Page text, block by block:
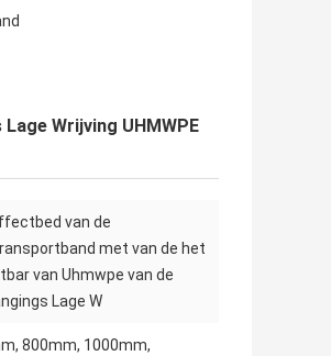
Wrijving UHMWPE
van de
met van de het
van Uhmwpe van de
Lage W
800mm, 1000mm,